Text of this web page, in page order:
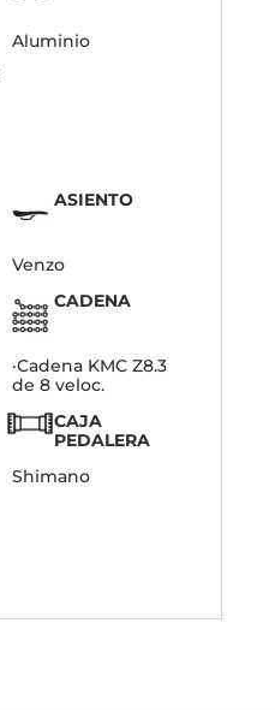
Aluminio
ASIENTO
Venzo
CADENA
·Cadena KMC Z8.3
de 8 veloc.
CAJA
PEDALERA
Shimano